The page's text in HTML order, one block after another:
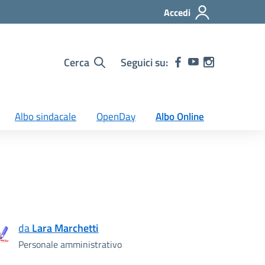
Accedi
Cerca Seguici su:
Albo sindacale OpenDay Albo Online
daLara Marchetti
Personale amministrativo